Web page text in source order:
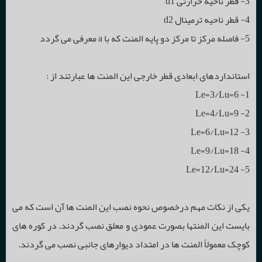
4- قطر ناحیه ترمینال d2
5- فاصله مرکز تا مرکز دو پایه المنت که با a معرفی می گردد
استانداردهای ابعادی قطر خارجی این المنت ها عبارتند از :
1- Le=3/Lu=6
2- Le=4/Lu=9
3- Le=6/Lu=12
4- Le=9/Lu=18
5- Le=12/Lu=24
یکی از نکات مهم درخصوص نحوه نصب این المنت ها آن است که می
بایست این المنتها بصورت عمودی و معلق نصب گردند. در کوره های
کوچک معمولاً المنت ها در امتداد دیوارهای جانبی نصب می گردند.